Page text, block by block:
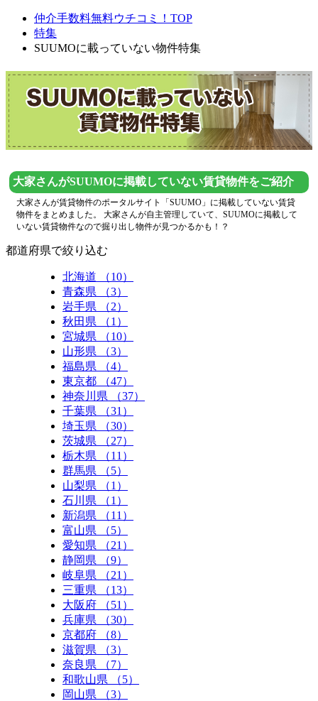
仲介手数料無料ウチコミ！TOP
特集
SUUMOに載っていない物件特集
大家さんがSUUMOに掲載していない賃貸物件をご紹介
大家さんが賃貸物件のポータルサイト「SUUMO」に掲載していない賃貸
物件をまとめました。 大家さんが自主管理していて、SUUMOに掲載して
いない賃貸物件なので掘り出し物件が見つかるかも！？
都道府県で絞り込む
北海道 （10）
青森県 （3）
岩手県 （2）
秋田県 （1）
宮城県 （10）
山形県 （3）
福島県 （4）
東京都 （47）
神奈川県 （37）
千葉県 （31）
埼玉県 （30）
茨城県 （27）
栃木県 （11）
群馬県 （5）
山梨県 （1）
石川県 （1）
新潟県 （11）
富山県 （5）
愛知県 （21）
静岡県 （9）
岐阜県 （21）
三重県 （13）
大阪府 （51）
兵庫県 （30）
京都府 （8）
滋賀県 （3）
奈良県 （7）
和歌山県 （5）
岡山県 （3）